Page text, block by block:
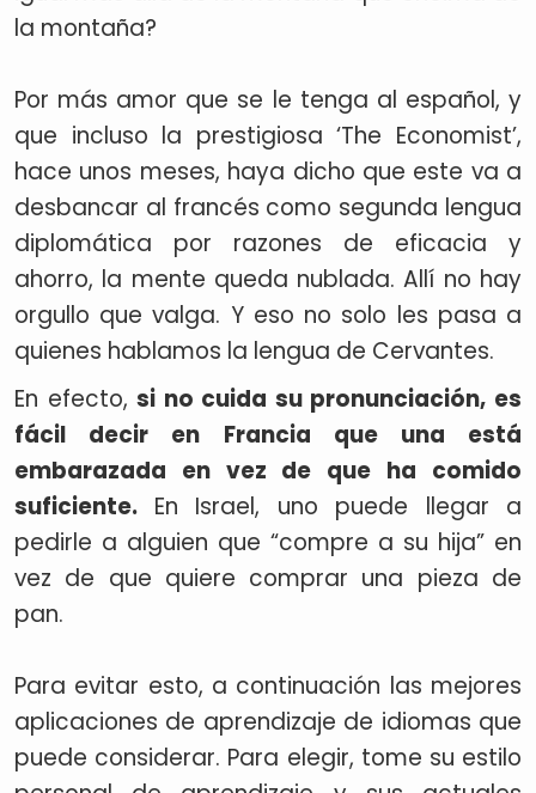
la montaña?
Por más amor que se le tenga al español, y
que incluso la prestigiosa ‘The Economist’,
hace unos meses, haya dicho que este va a
desbancar al francés como segunda lengua
diplomática por razones de eficacia y
ahorro, la mente queda nublada. Allí no hay
orgullo que valga. Y eso no solo les pasa a
quienes hablamos la lengua de Cervantes.
En efecto,si no cuida su pronunciación, es
fácil decir en Francia que una está
embarazada en vez de que ha comido
suficiente. En Israel, uno puede llegar a
pedirle a alguien que “compre a su hija” en
vez de que quiere comprar una pieza de
pan.
Para evitar esto, a continuación las mejores
aplicaciones de aprendizaje de idiomas que
puede considerar. Para elegir, tome su estilo